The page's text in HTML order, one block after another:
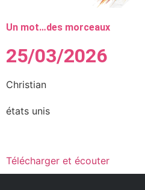
Un mot…des morceaux
25/03/2026
Christian
états unis
Télécharger et écouter